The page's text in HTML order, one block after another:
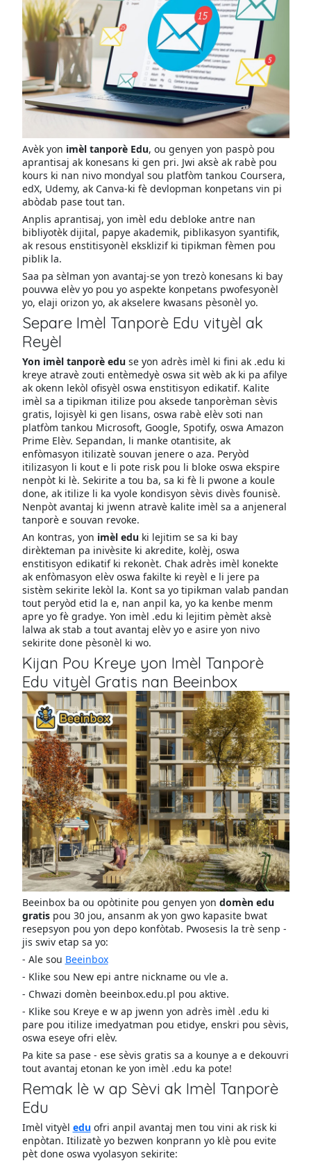
Avèk yon imèl tanporè Edu, ou genyen yon paspò pou
aprantisaj ak konesans ki gen pri. Jwi aksè ak rabè pou
kours ki nan nivo mondyal sou platfòm tankou Coursera,
edX, Udemy, ak Canva-ki fè devlopman konpetans vin pi
abòdab pase tout tan.
Anplis aprantisaj, yon imèl edu debloke antre nan
bibliyotèk dijital, papye akademik, piblikasyon syantifik,
ak resous enstitisyonèl eksklizif ki tipikman fèmen pou
piblik la.
Saa pa sèlman yon avantaj-se yon trezò konesans ki bay
pouvwa elèv yo pou yo aspekte konpetans pwofesyonèl
yo, elaji orizon yo, ak akselere kwasans pèsonèl yo.
Separe Imèl Tanporè Edu vityèl ak
Reyèl
Yon imèl tanporè eduse yon adrès imèl ki fini ak .edu ki
kreye atravè zouti entèmedyè oswa sit wèb ak ki pa afilye
ak okenn lekòl ofisyèl oswa enstitisyon edikatif. Kalite
imèl sa a tipikman itilize pou aksede tanporèman sèvis
gratis, lojisyèl ki gen lisans, oswa rabè elèv soti nan
platfòm tankou Microsoft, Google, Spotify, oswa Amazon
Prime Elèv. Sepandan, li manke otantisite, ak
enfòmasyon itilizatè souvan jenere o aza. Peryòd
itilizasyon li kout e li pote risk pou li bloke oswa ekspire
nenpòt ki lè. Sekirite a tou ba, sa ki fè li pwone a koule
done, ak itilize li ka vyole kondisyon sèvis divès founisè.
Nenpòt avantaj ki jwenn atravè kalite imèl sa a anjeneral
tanporè e souvan revoke.
An kontras, yon imèl eduki lejitim se sa ki bay
dirèkteman pa inivèsite ki akredite, kolèj, oswa
enstitisyon edikatif ki rekonèt. Chak adrès imèl konekte
ak enfòmasyon elèv oswa fakilte ki reyèl e li jere pa
sistèm sekirite lekòl la. Kont sa yo tipikman valab pandan
tout peryòd etid la e, nan anpil ka, yo ka kenbe menm
apre yo fè gradye. Yon imèl .edu ki lejitim pèmèt aksè
lalwa ak stab a tout avantaj elèv yo e asire yon nivo
sekirite done pèsonèl ki wo.
Kijan Pou Kreye yon Imèl Tanporè
Edu vityèl Gratis nan Beeinbox
Beeinbox ba ou opòtinite pou genyen yon domèn edu
gratispou 30 jou, ansanm ak yon gwo kapasite bwat
resepsyon pou yon depo konfòtab. Pwosesis la trè senp -
jis swiv etap sa yo:
- Ale sou Beeinbox
- Klike sou New epi antre nickname ou vle a.
- Chwazi domèn beeinbox.edu.pl pou aktive.
- Klike sou Kreye e w ap jwenn yon adrès imèl .edu ki
pare pou itilize imedyatman pou etidye, enskri pou sèvis,
oswa eseye ofri elèv.
Pa kite sa pase - ese sèvis gratis sa a kounye a e dekouvri
tout avantaj etonan ke yon imèl .edu ka pote!
Remak lè w ap Sèvi ak Imèl Tanporè
Edu
Imèl vityèl eduofri anpil avantaj men tou vini ak risk ki
enpòtan. Itilizatè yo bezwen konprann yo klè pou evite
pèt done oswa vyolasyon sekirite: